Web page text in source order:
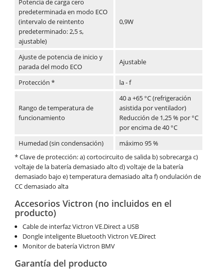
Potencia de carga cero
predeterminada en modo ECO
(intervalo de reintento
predeterminado: 2,5 s,
ajustable)
0,9W
Ajuste de potencia de inicio y
parada del modo ECO
Ajustable
Protección * la - f
Rango de temperatura de
funcionamiento
40 a +65 °C (refrigeración
asistida por ventilador)
Reducción de 1,25 % por °C
por encima de 40 °C
Humedad (sin condensación)
máximo 95 %
* Clave de protección: a) cortocircuito de salida b) sobrecarga c)
voltaje de la batería demasiado alto d) voltaje de la batería
demasiado bajo e) temperatura demasiado alta f) ondulación de
CC demasiado alta
Accesorios Victron (no incluidos en el
producto)
Cable de interfaz Victron VE.Direct a USB
Dongle inteligente Bluetooth Victron VE.Direct
Monitor de batería Victron BMV
Garantía del producto